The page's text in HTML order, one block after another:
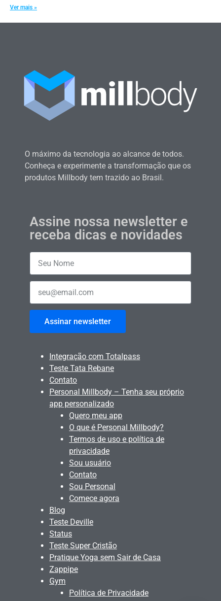
Ver mais »
O máximo da tecnologia ao alcance de todos.
Conheça e experimente a transformação que os
produtos Millbody tem trazido ao Brasil.
Assine nossa newsletter e
receba dicas e novidades
Assinar newsletter
Integração com Totalpass
Teste Tata Rebane
Contato
Personal Millbody – Tenha seu próprio
app personalizado
Quero meu app
O que é Personal Millbody?
Termos de uso e política de
privacidade
Sou usuário
Contato
Sou Personal
Comece agora
Blog
Teste Deville
Status
Teste Super Cristão
Pratique Yoga sem Sair de Casa
Zappipe
Gym
Política de Privacidade